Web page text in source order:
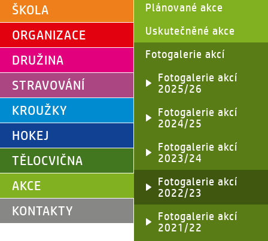
ŠKOLA
ORGANIZACE
DRUŽINA
STRAVOVÁNÍ
KROUŽKY
HOKEJ
TĚLOCVIČNA
AKCE
KONTAKTY
Plánované akce
Uskutečněné akce
Fotogalerie akcí
Fotogalerie akcí
2025/26
Fotogalerie akcí
2024/25
Fotogalerie akcí
2023/24
Fotogalerie akcí
2022/23
Fotogalerie akcí
2021/22